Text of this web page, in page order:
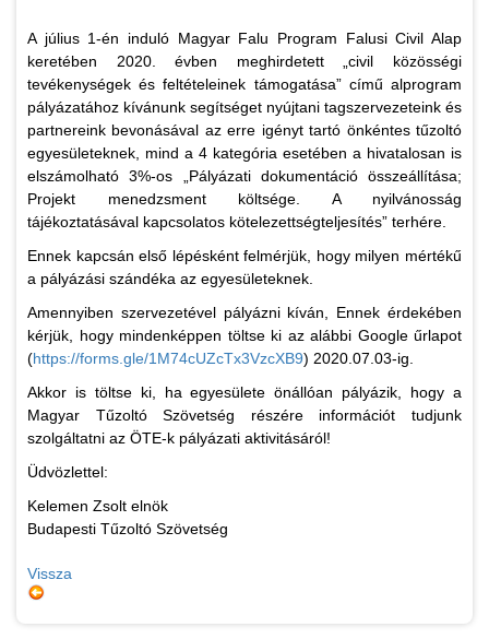
A július 1-én induló Magyar Falu Program Falusi Civil Alap
keretében 2020. évben meghirdetett „civil közösségi
tevékenységek és feltételeinek támogatása” című alprogram
pályázatához kívánunk segítséget nyújtani tagszervezeteink és
partnereink bevonásával az erre igényt tartó önkéntes tűzoltó
egyesületeknek, mind a 4 kategória esetében a hivatalosan is
elszámolható 3%-os „Pályázati dokumentáció összeállítása;
Projekt menedzsment költsége. A nyilvánosság
tájékoztatásával kapcsolatos kötelezettségteljesítés” terhére.
Ennek kapcsán első lépésként felmérjük, hogy milyen mértékű
a pályázási szándéka az egyesületeknek.
Amennyiben szervezetével pályázni kíván, Ennek érdekében
kérjük, hogy mindenképpen töltse ki az alábbi Google űrlapot
(https://forms.gle/1M74cUZcTx3VzcXB9) 2020.07.03-ig.
Akkor is töltse ki, ha egyesülete önállóan pályázik, hogy a
Magyar Tűzoltó Szövetség részére információt tudjunk
szolgáltatni az ÖTE-k pályázati aktivitásáról!
Üdvözlettel:
Kelemen Zsolt elnök
Budapesti Tűzoltó Szövetség
Vissza